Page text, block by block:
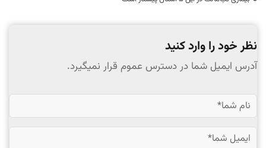
نظر خود را وارد کنید
آدرس ایمیل شما در دسترس عموم قرار نمیگیرد.